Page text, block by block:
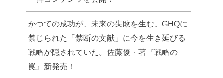
かつての成功が、未来の失敗を生む。GHQに
禁じられた「禁断の文献」に今を生き延びる
戦略が隠されていた。佐藤優・著『戦略の
罠』新発売！